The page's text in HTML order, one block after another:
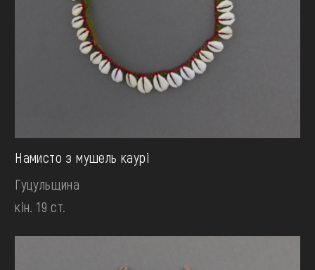
Намисто з мушель каурі
Гуцульщина
кін. 19 ст.